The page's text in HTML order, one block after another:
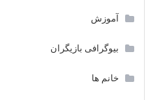
آموزش
بیوگرافی بازیگران
خانم ها